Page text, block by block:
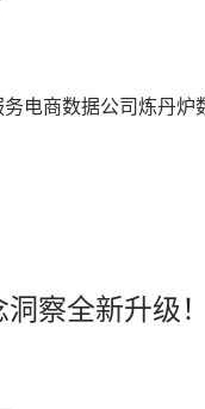
务电商数据公司炼丹炉